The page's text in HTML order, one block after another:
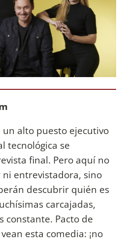
alto puesto ejecutivo
tecnológica se
final. Pero aquí no
entrevistadora, sino
descubrir quién es
carcajadas,
constante. Pacto de
esta comedia: ¡no